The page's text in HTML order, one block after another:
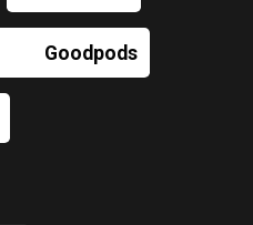
Goodpods